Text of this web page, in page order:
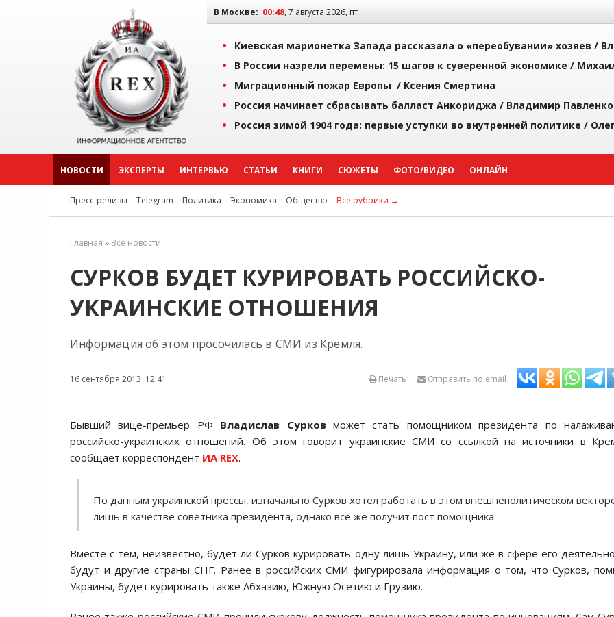
В Москве: 00:48, 7 августа 2026, пт
Киевская марионетка Запада рассказала о «переобувании» хозяев /
В России назрели перемены: 15 шагов к суверенной экономике /
Миграционный пожар Европы / Ксения Смертина
Россия начинает сбрасывать балласт Анкориджа / Владимир Павленко
Россия зимой 1904 года: первые уступки во внутренней политике /
НОВОСТИ ЭКСПЕРТЫ ИНТЕРВЬЮ СТАТЬИ КНИГИ СЮЖЕТЫ ФОТО/ВИДЕО ОНЛАЙН
Пресс-релизы Telegram Политика Экономика Общество Все рубрики →
Главная » Все новости
СУРКОВ БУДЕТ КУРИРОВАТЬ РОССИЙСКО-
УКРАИНСКИЕ ОТНОШЕНИЯ
Информация об этом просочилась в СМИ из Кремля.
16 сентября 2013 12:41 Отправить по email
Печать
Бывший вице-премьер РФ Владислав Сурковможет стать помощником президента по
российско-украинских отношений. Об этом говорит украинские СМИ со ссылкой на источники в
сообщает корреспондент ИА REX.
По данным украинской прессы, изначально Сурков хотел работать в этом внешнеполитическом
лишь в качестве советника президента, однако всё же получит пост помощника.
Вместе с тем, неизвестно, будет ли Сурков курировать одну лишь Украину, или же в сфере его
будут и другие страны СНГ. Ранее в российских СМИ фигурировала информация о том, что Сурков,
Украины, будет курировать также Абхазию, Южную Осетию и Грузию.